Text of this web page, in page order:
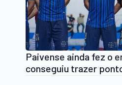
Paivense ainda fez o
conseguiu trazer